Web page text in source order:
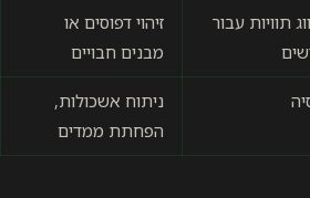
תוויות עבור
זיהוי דפוסים או
מבנים חבויים
ניתוח אשכולות,
הפחתת ממדים